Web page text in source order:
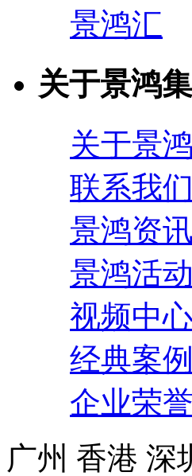
景鸿汇
关于景鸿
关于景
联系我们
景鸿资讯
景鸿活动
视频中
经典案例
企业荣誉
广州 香港 深